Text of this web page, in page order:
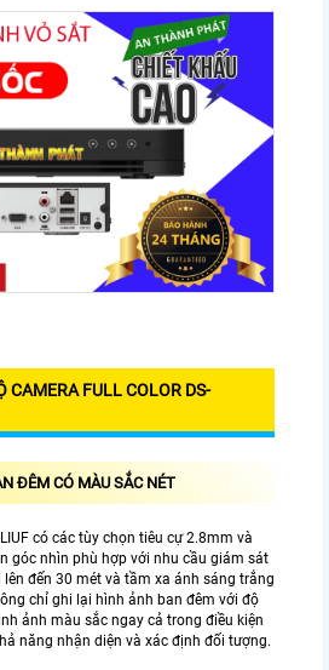
CAMERA FULL COLOR DS-
ĐÊM CÓ MÀU SẮC NÉT
có các tùy chọn tiêu cự 2.8mm và
góc nhìn phù hợp với nhu cầu giám sát
đến 30 mét và tầm xa ánh sáng trắng
chỉ ghi lại hình ảnh ban đêm với độ
ảnh màu sắc ngay cả trong điều kiện
năng nhận diện và xác định đối tượng.